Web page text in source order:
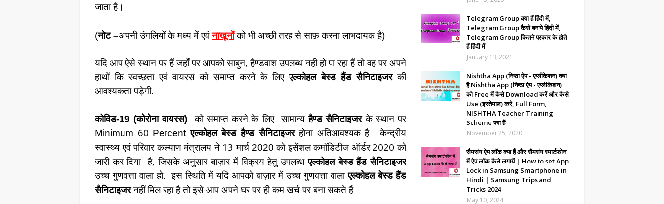
जाता है।
(नोट –अपनी उंगलियों के मध्य में एवंनाखूनोंको भी अच्छी तरह से साफ़ करना लाभदायक है)
यदि आप ऐसे स्थान पर हैं जहाँ पर आपको साबुन, हैण्डवाश उपलब्ध नही हो पा रहा हैं तो वह पर अपने
हाथों कि स्वच्छता एवं वायरस को समाप्त करने के लिएएल्कोहल बेस्ड हैंड सैनिटाइजरकी
आवश्यकता पड़ेगी.
कोविड-19 (कोरोना वायरस) को समाप्त करने के लिए सामान्यहैण्ड सैनिटाइजरके स्थान पर
Minimum 60 Percentएल्कोहल बेस्ड हैण्ड सैनिटाइजरहोना अतिआवश्यक है। केन्द्रीय
स्वास्थ्य एवं परिवार कल्याण मंत्रालय ने 13मार्च 2020 को इसेंशल कमॉडिटीज ऑर्डर 2020को
जारी कर दिया
है,जिसके अनुसार बाज़ार में विक्रय हेतु उपलब्धएल्कोहल बेस्ड हैंड सैनिटाइजर
उच्च गुणवत्ता वाला हो.
इस स्थिति में यदि आपको बाज़ार में उच्च गुणवत्ता वालाएल्कोहल बेस्ड हैंड
सैनिटाइजरनहीं मिल रहा है तो इसे आप अपने घर पर ही कम खर्च पर बना सकते हैं
Telegram Group क्या हैं हिंदी में,
Telegram Group कैसे बनाये हिंदी में,
Telegram Group कितने प्रकार के होते
हैं हिंदी में
January 13, 2021
Nishtha App (निष्ठा ऐप - एप्लीकेशन) क्या
है Nishtha App (निष्ठा ऐप - एप्लीकेशन)
को Free में कैसे Download करें और कैसे
Use (इस्तेमाल) करे, Full Form,
NISHTHA Teacher Training
Scheme क्या हैं
November 25, 2020
सैमसंग ऐप लॉक क्या हैं और सैमसंग स्मार्टफोन
में ऐप लॉक कैसे लगायें | How to set App
Lock in Samsung Smartphone in
Hindi | Samsung Trips and
Tricks 2024
May 10, 2024